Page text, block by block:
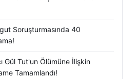
Soruşturmasında 40
Gül Tut'un Ölümüne İlişkin
Tamamlandı!